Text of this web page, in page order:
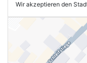
Wir akzeptieren den